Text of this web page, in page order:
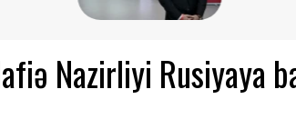
Nazirliyi Rusiyaya